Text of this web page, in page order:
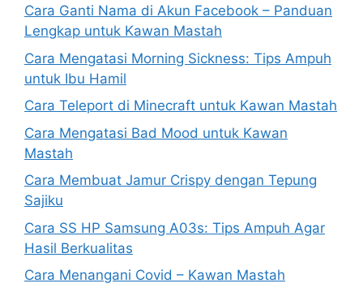
Cara Ganti Nama di Akun Facebook – Panduan
Lengkap untuk Kawan Mastah
Cara Mengatasi Morning Sickness: Tips Ampuh
untuk Ibu Hamil
Cara Teleport di Minecraft untuk Kawan Mastah
Cara Mengatasi Bad Mood untuk Kawan
Mastah
Cara Membuat Jamur Crispy dengan Tepung
Sajiku
Cara SS HP Samsung A03s: Tips Ampuh Agar
Hasil Berkualitas
Cara Menangani Covid – Kawan Mastah